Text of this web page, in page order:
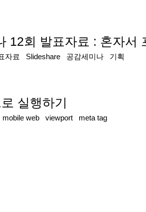
12회 발표자료 : 혼자서
자료 Slideshare 공감세미나
기획
실행하기
mobile web viewport meta tag